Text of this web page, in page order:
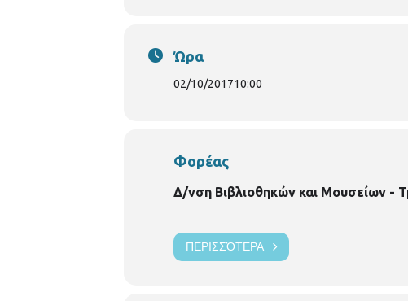
Ώρα
02/10/201710:00
Φορέας
Δ/νση Βιβλιοθηκών και Μουσείων -
ΠΕΡΙΣΣΌΤΕΡΑ